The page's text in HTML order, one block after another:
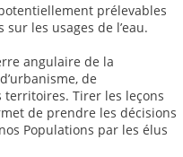
prélevables
les usages de l’eau.
angulaire de la
de
Tirer les leçons
de prendre les décisions
Populations par les élus